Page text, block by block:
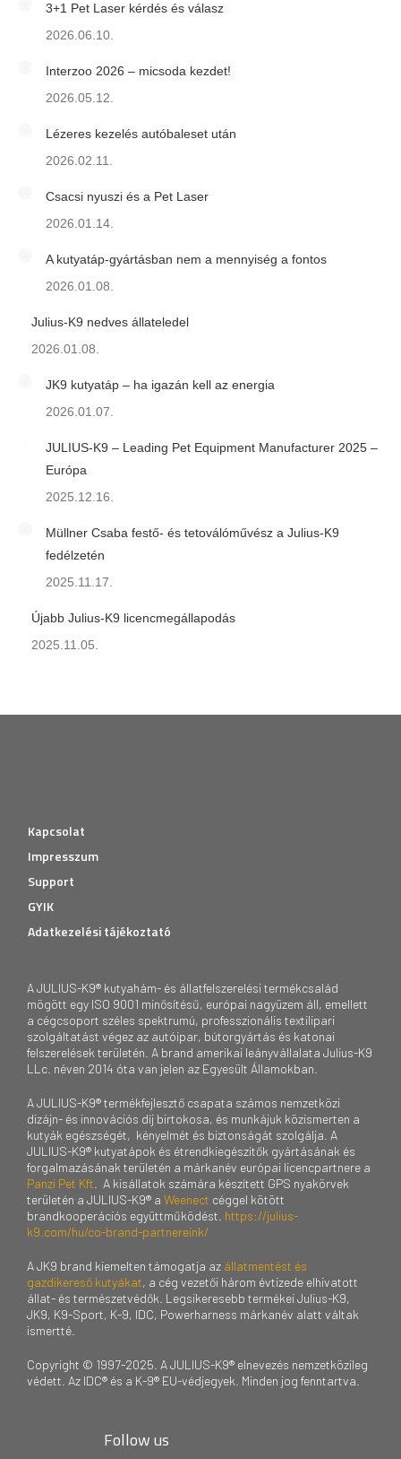
3+1 Pet Laser kérdés és válasz
2026.06.10.
Interzoo 2026 – micsoda kezdet!
2026.05.12.
Lézeres kezelés autóbaleset után
2026.02.11.
Csacsi nyuszi és a Pet Laser
2026.01.14.
A kutyatáp-gyártásban nem a mennyiség a fontos
2026.01.08.
Julius-K9 nedves állateledel
2026.01.08.
JK9 kutyatáp – ha igazán kell az energia
2026.01.07.
JULIUS-K9 – Leading Pet Equipment Manufacturer 2025 –
Európa
2025.12.16.
Müllner Csaba festő- és tetoválóművész a Julius-K9
fedélzetén
2025.11.17.
Újabb Julius-K9 licencmegállapodás
2025.11.05.
Kapcsolat
Impresszum
Support
GYIK
Adatkezelési tájékoztató
A JULIUS-K9® kutyahám- és állatfelszerelési termékcsalád
mögött egy ISO 9001 minősítésű, európai nagyüzem áll, emellett
a cégcsoport széles spektrumú, professzionális textilipari
szolgáltatást végez az autóipar, bútorgyártás és katonai
felszerelések területén. A brand amerikai leányvállalata Julius-K9
LLc. néven 2014 óta van jelen az Egyesült Államokban.
A JULIUS-K9® termékfejlesztő csapata számos nemzetközi
dizájn- és innovációs díj birtokosa, és munkájuk közismerten a
kutyák egészségét, kényelmét és biztonságát szolgálja. A
JULIUS-K9® kutyatápok és étrendkiegészítők gyártásának és
forgalmazásának területén a márkanév európai licencpartnere a
Panzi Pet Kft . A kisállatok számára készített GPS nyakörvek
területén a JULIUS-K9® a Weenect céggel kötött
brandkooperációs együttműködést. https://julius-
k9.com/hu/co-brand-partnereink/
A JK9 brand kiemelten támogatja az állatmentést és
gazdikereső kutyákat, a cég vezetői három évtizede elhivatott
állat- és természetvédők. Legsikeresebb termékei Julius-K9,
JK9, K9-Sport, K-9, IDC, Powerharness márkanév alatt váltak
ismertté.
Copyright © 1997-2025. A JULIUS-K9® elnevezés nemzetközileg
védett. Az IDC® és a K-9® EU-védjegyek. Minden jog fenntartva.
Follow us